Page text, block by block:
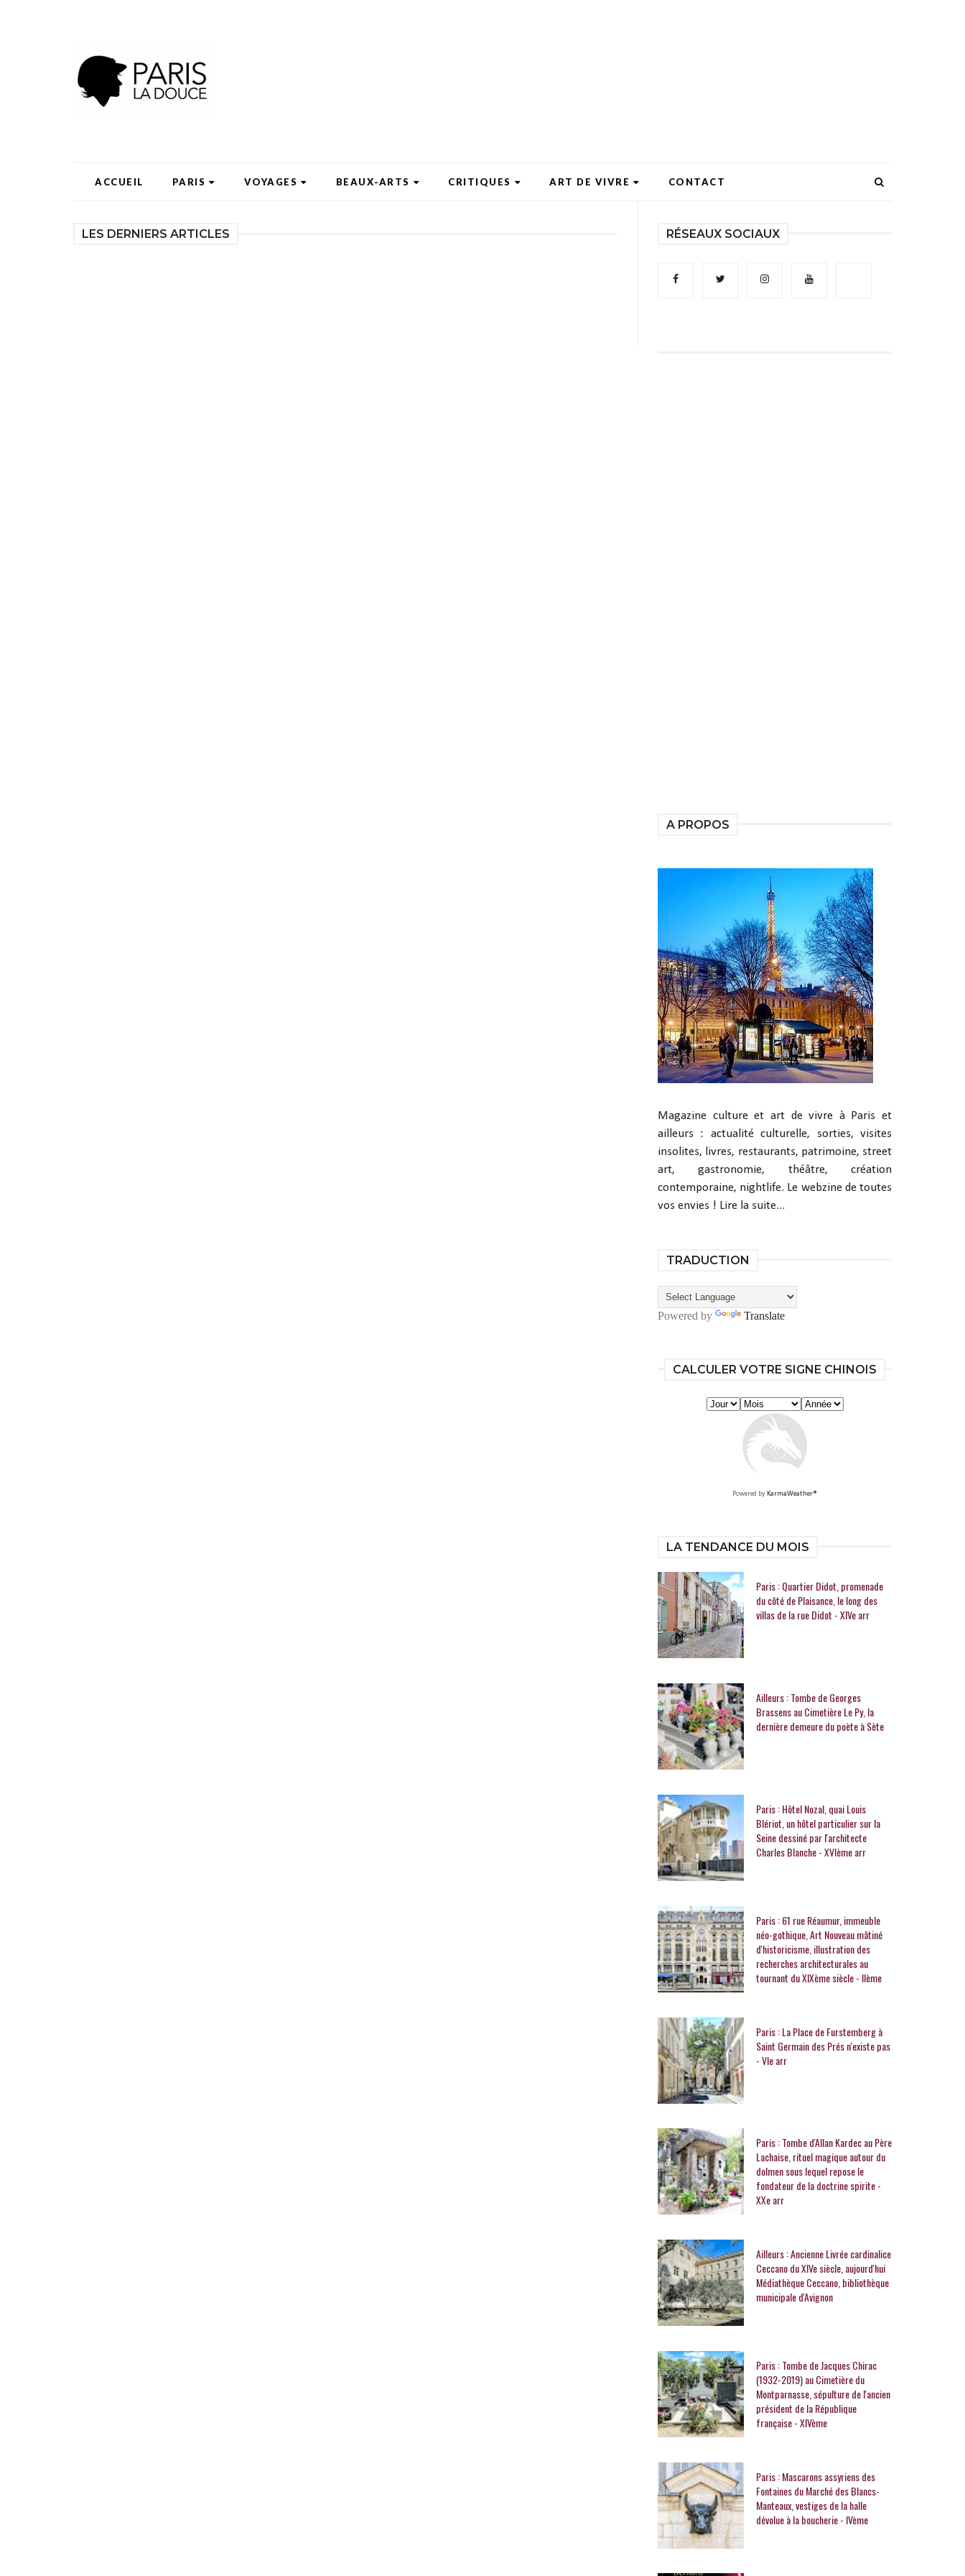
ACCUEIL PARIS VOYAGES BEAUX-ARTS CRITIQUES ART DE VIVRE CONTACT
LES DERNIERS ARTICLES RÉSEAUX SOCIAUX
A PROPOS
Magazine culture et art de vivre à Paris et
ailleurs : actualité culturelle, sorties, visites
insolites, livres, restaurants, patrimoine, street
art, gastronomie, théâtre, création
contemporaine, nightlife. Le webzine de toutes
vos envies ! Lire la suite...
TRADUCTION
Powered by Translate
CALCULER VOTRE SIGNE CHINOIS
Powered by KarmaWeather®
LA TENDANCE DU MOIS
Paris : Quartier Didot, promenade
du côté de Plaisance, le long des
villas de la rue Didot - XIVe arr
Ailleurs : Tombe de Georges
Brassens au Cimetière Le Py, la
dernière demeure du poète à Sète
Paris : Hôtel Nozal, quai Louis
Blériot, un hôtel particulier sur la
Seine dessiné par l'architecte
Charles Blanche - XVIème arr
Paris : 61 rue Réaumur, immeuble
néo-gothique, Art Nouveau mâtiné
d'historicisme, illustration des
recherches architecturales au
tournant du XIXème siècle - IIème
Paris : La Place de Furstemberg à
Saint Germain des Prés n'existe pas
- VIe arr
Paris : Tombe d'Allan Kardec au Père
Lachaise, rituel magique autour du
dolmen sous lequel repose le
fondateur de la doctrine spirite -
XXe arr
Ailleurs : Ancienne Livrée cardinalice
Ceccano du XIVe siècle, aujourd'hui
Médiathèque Ceccano, bibliothèque
municipale d'Avignon
Paris : Tombe de Jacques Chirac
(1932-2019) au Cimetière du
Montparnasse, sépulture de l'ancien
président de la République
française - XIVème
Paris : Mascarons assyriens des
Fontaines du Marché des Blancs-
Manteaux, vestiges de la halle
dévolue à la boucherie - IVème